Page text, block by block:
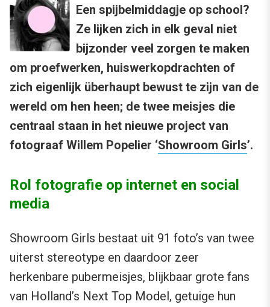
Een spijbelmiddagje op school?
Ze lijken zich in elk geval niet
bijzonder veel zorgen te maken
om proefwerken, huiswerkopdrachten of
zich eigenlijk überhaupt bewust te zijn van de
wereld om hen heen; de twee meisjes die
centraal staan in het nieuwe project van
fotograaf Willem Popelier ‘Showroom Girls’.
Rol fotografie op internet en social
media
Showroom Girls bestaat uit 91 foto’s van twee
uiterst stereotype en daardoor zeer
herkenbare pubermeisjes, blijkbaar grote fans
van Holland’s Next Top Model, getuige hun